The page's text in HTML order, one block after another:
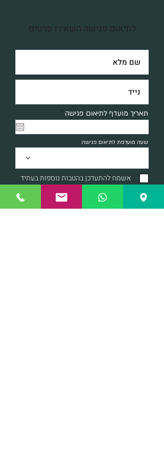
לתיאום פגישה השאירו פרטים
תאריך מועדף לתיאום פגישה
e
u
i
d
שעה מועדפת לתיאום פגישה
אשמח להתעדכן בהטבות נוספות בעתיד